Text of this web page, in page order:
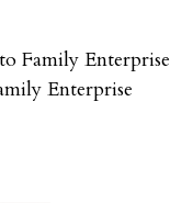
Family Enterprise
Enterprise